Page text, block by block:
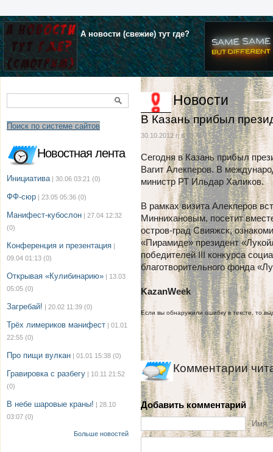
А новости (свежие) тут где?
Поиск по системе сайтов
Новостная лента
Инициатива | 30.06 03:21 (0)
ФФ-сюр | 23.05 05:36 (0)
Манифест-кубослон | 27.04 12:32
(0)
Конференция и презентация |
09.04 01:13 (0)
Открывая «Кулибинарию» | 13.03
05:05 (0)
Загребай! | 20.02 11:39 (0)
Трёх лимериков манифест | 01.01
22:55 (0)
Про пищи вулкан | 01.01 15:38 (0)
Гравировка с разбегу | 10.11 21:52
(0)
В небе шаровые краны! | 28.10
03:07 (0)
Больше новостей
Новости
В Казань прибыл
30.10.2012 г. в 09:46
Сегодня в Казань прибыл
Вагит Алекперов. В
министр РТ Ильдар Халиков.
В рамках визита Алекперов
Миннихановым, посетит
остров-град Свияжск,
«Пирамиде» президент
победителей III конкурса
благотворительного фонда
KazanWeek
Если вы обнаружили ошибку в тексте, то
Комментарии
Добавить комментарий
Имя